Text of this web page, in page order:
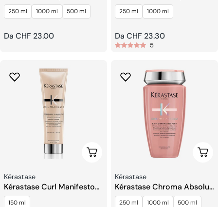
Fluidealiste Shampoo
250 ml 1000 ml 500 ml
Prezzo
Da CHF 23.00
Densité Homme Shampoo
250 ml 1000 ml
Prezzo
regolare
Da CHF 23.30
5
Aggiungi Al Carrello
Venditore:
Kérastase
Kérastase Curl Manifesto
Leave In Crema Ricci
150 ml
Venditore:
Kérastase
Kérastase Chroma Absolu
Bain Chroma Respect
250 ml 1000 ml 500 ml